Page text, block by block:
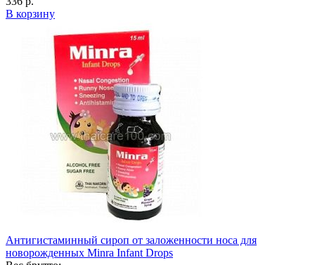
В корзину
Антигистаминный сироп от заложенности носа для
новорожденных Minra Infant Drops